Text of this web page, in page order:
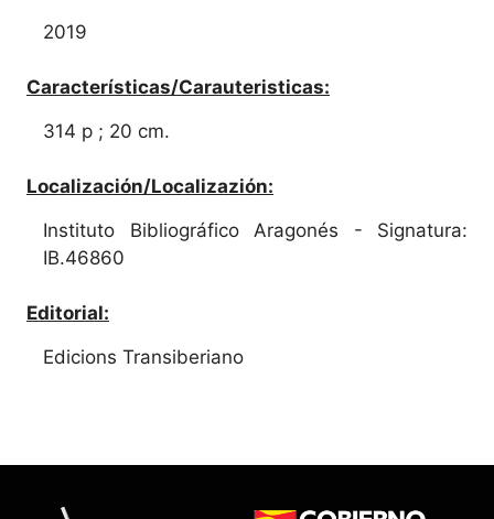
2019
Características/Carauteristicas:
314 p ; 20 cm.
Localización/Localizazión:
Instituto Bibliográfico Aragonés - Signatura:
IB.46860
Editorial:
Edicions Transiberiano